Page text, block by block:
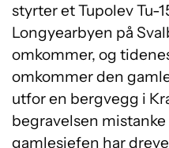
styrter et Tupolev Tu-
Longyearbyen på
omkommer, og
omkommer den
utfor en bergvegg i
begravelsen
gamlesjefen har